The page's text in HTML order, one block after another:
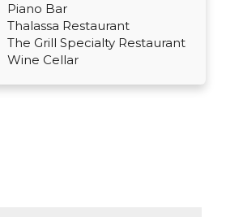
Piano Bar
Thalassa Restaurant
The Grill Specialty Restaurant
Wine Cellar